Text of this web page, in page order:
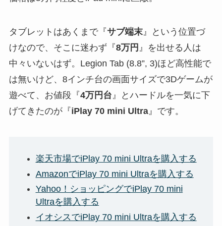
タブレットはあくまで『サブ端末』という位置づ
けなので、そこに迷わず『8万円 』を出せる人は
中々いないはず。Legion Tab (8.8”, 3)ほど高性能で
は無いけど、8インチ台の画面サイズで3Dゲームが
遊べて、お値段『4万円台 』とハードルを一気に下
げてきたのが『iPlay 70 mini Ultra』です。
楽天市場でiPlay 70 mini Ultraを購入する
AmazonでiPlay 70 mini Ultraを購入する
Yahoo！ショッピングでiPlay 70 mini
Ultraを購入する
イオシスでiPlay 70 mini Ultraを購入する